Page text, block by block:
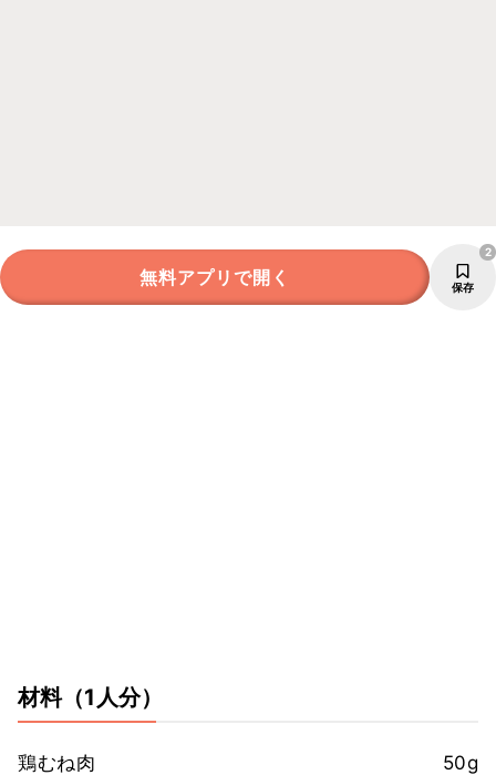
無料アプリで開く 保存
2
材料（1人分）
鶏むね肉
50g